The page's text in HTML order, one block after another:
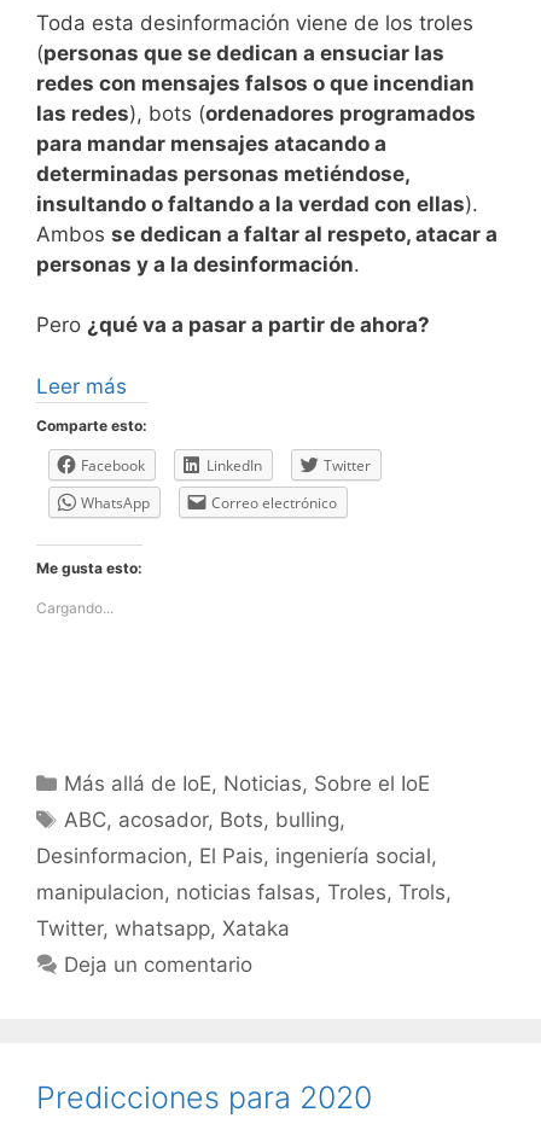
Toda esta desinformación viene de los troles
(personas que se dedican a ensuciar las
redes con mensajes falsos o que incendian
las redes), bots (ordenadores programados
para mandar mensajes atacando a
determinadas personas metiéndose,
insultando o faltando a la verdad con ellas).
Ambos se dedican a faltar al respeto, atacar a
personas y a la desinformación.
Pero ¿qué va a pasar a partir de ahora?
Leer más
Comparte esto:
Facebook LinkedIn
Twitter
WhatsApp
Correo electrónico
Me gusta esto:
Cargando...
Categorías
Más allá de IoE, Noticias, Sobre el IoE
Etiquetas
ABC, acosador, Bots, bulling,
Desinformacion, El Pais, ingeniería social,
manipulacion, noticias falsas, Troles, Trols,
Twitter, whatsapp, Xataka
Deja un comentario
Predicciones para 2020